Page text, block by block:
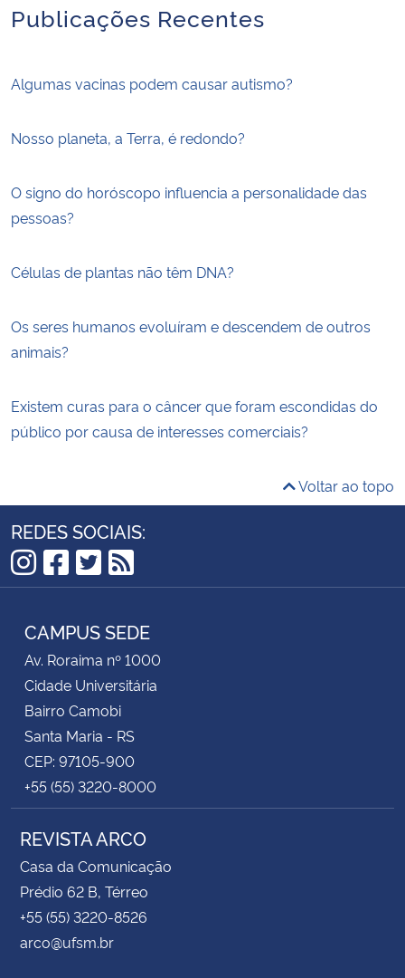
Publicações Recentes
Algumas vacinas podem causar autismo?
Nosso planeta, a Terra, é redondo?
O signo do horóscopo influencia a personalidade das
pessoas?
Células de plantas não têm DNA?
Os seres humanos evoluíram e descendem de outros
animais?
Existem curas para o câncer que foram escondidas do
público por causa de interesses comerciais?
Voltar ao topo
REDES SOCIAIS:
Instagram
Facebook
Twitter
RSS
CAMPUS SEDE
Av. Roraima nº 1000
Cidade Universitária
Bairro Camobi
Santa Maria - RS
CEP: 97105-900
+55 (55) 3220-8000
REVISTA ARCO
Casa da Comunicação
Prédio 62 B, Térreo
+55 (55) 3220-8526
arco@ufsm.br